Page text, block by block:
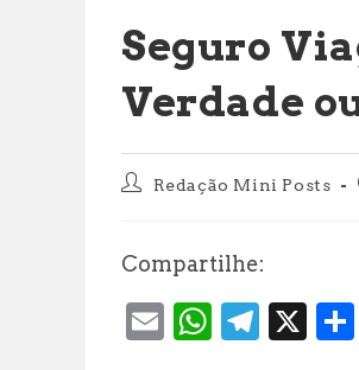
Seguro
Verdade
AutorRedação Mini Posts
Compartilhe:
E
W T
X